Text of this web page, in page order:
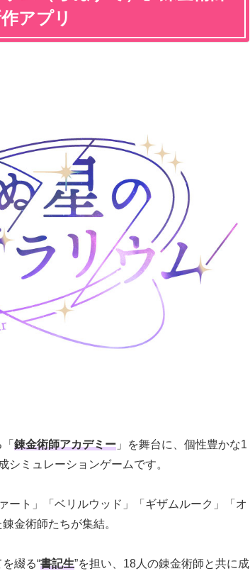
アプリ
錬金術師アカデミー 」を舞台に、個性豊かな1
シミュレーションゲームです。
ート」「ベリルウッド」「ギザムルーク」「オ
金術師たちが集結。
綴る“書記生”を担い、18人の錬金術師と共に成